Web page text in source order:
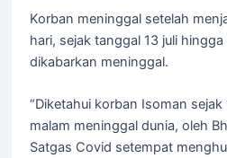
Korban meninggal setelah
hari, sejak tanggal 13 juli
dikabarkan meninggal.
“Diketahui korban Isoman
malam meninggal dunia, oleh
Satgas Covid setempat